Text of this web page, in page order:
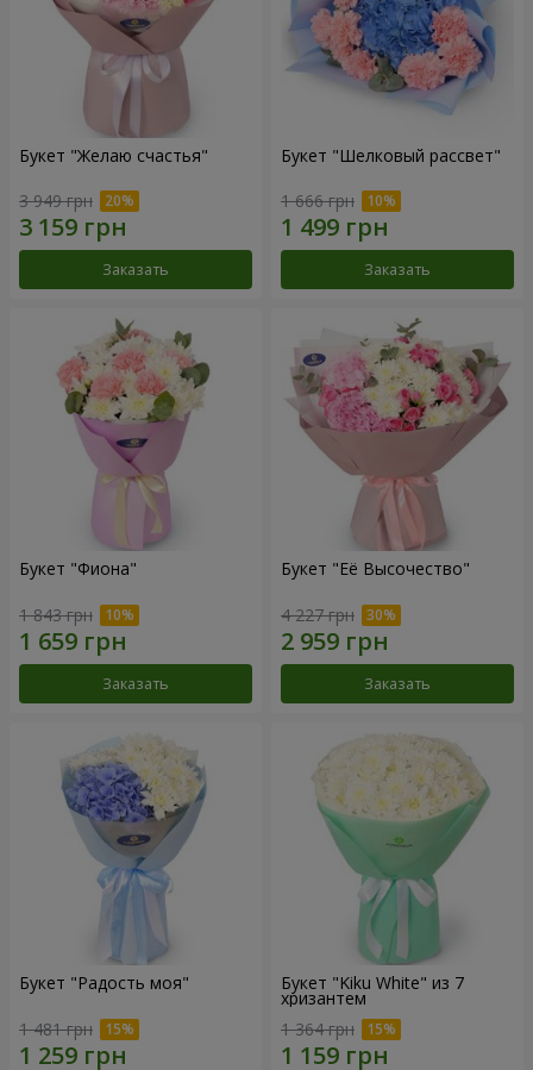
Букет "Желаю счастья"
3 949 грн
Заказать
Букет "Шелковый рассвет"
1 666 грн
Заказать
Букет "Фиона"
1 843 грн
Заказать
Букет "Её Высочество"
4 227 грн
Заказать
Букет "Радость моя"
1 481 грн
Букет "Kiku White" из 7
хризантем
1 364 грн